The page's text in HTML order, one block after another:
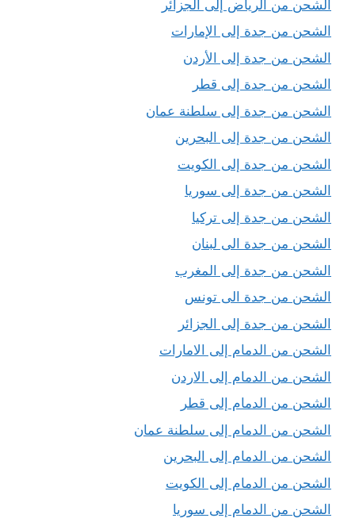
الشحن من الرياض إلى الجزائر
الشحن من جدة إلى الإمارات
الشحن من جدة إلى الأردن
الشحن من جدة إلى قطر
الشحن من جدة إلى سلطنة عمان
الشحن من جدة إلى البحرين
الشحن من جدة إلى الكويت
الشحن من جدة إلى سوريا
الشحن من جدة إلى تركيا
الشحن من جدة الى لبنان
الشحن من جدة إلى المغرب
الشحن من جدة الى تونس
الشحن من جدة إلى الجزائر
الشحن من الدمام إلى الامارات
الشحن من الدمام إلى الاردن
الشحن من الدمام إلى قطر
الشحن من الدمام إلى سلطنة عمان
الشحن من الدمام إلى البحرين
الشحن من الدمام إلى الكويت
الشحن من الدمام إلى سوريا